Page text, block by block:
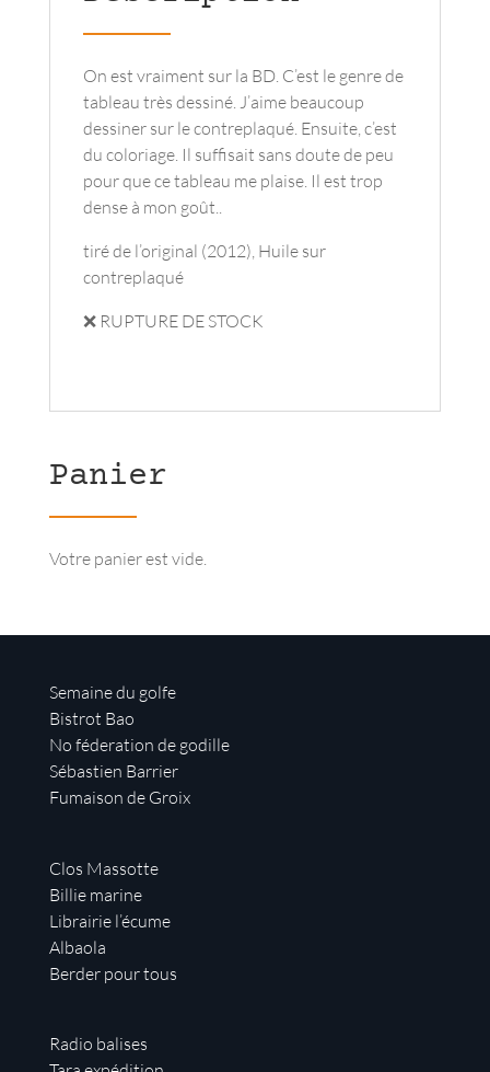
On est vraiment sur la BD. C’est le genre de
tableau très dessiné. J’aime beaucoup
dessiner sur le contreplaqué. Ensuite, c’est
du coloriage. Il suffisait sans doute de peu
pour que ce tableau me plaise. Il est trop
dense à mon goût..
tiré de l’original (2012), Huile sur
contreplaqué
❌ RUPTURE DE STOCK
Panier
Votre panier est vide.
Semaine du golfe
Bistrot Bao
No féderation de godille
Sébastien Barrier
Fumaison de Groix
Clos Massotte
Billie marine
Librairie l’écume
Albaola
Berder pour tous
Radio balises